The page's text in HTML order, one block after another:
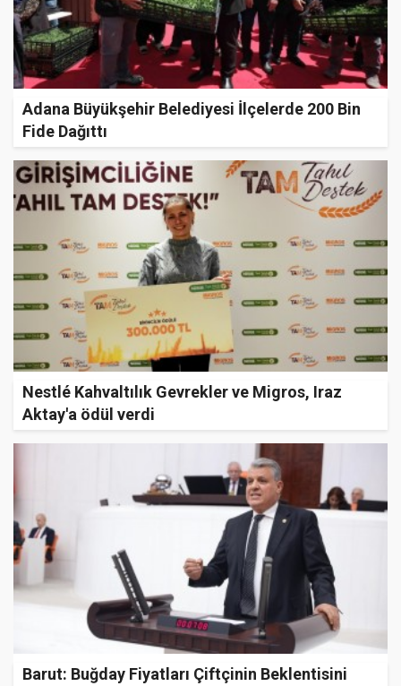
Adana Büyükşehir Belediyesi İlçelerde 200 Bin
Fide Dağıttı
Nestlé Kahvaltılık Gevrekler ve Migros, Iraz
Aktay'a ödül verdi
Barut: Buğday Fiyatları Çiftçinin Beklentisini